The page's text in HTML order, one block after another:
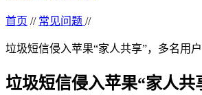
首页 // 常见问题 //
垃圾短信侵入苹果“家人共享”，多名用
垃圾短信侵入苹果“家人